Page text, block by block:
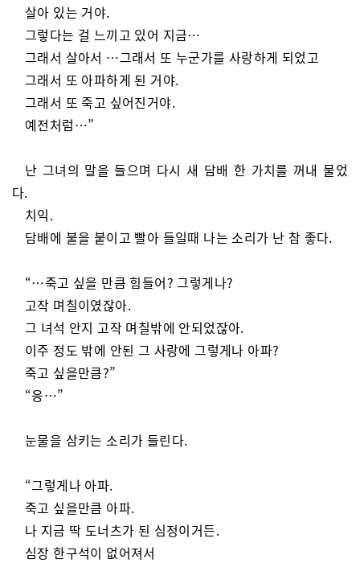
살아 있는 거야.
그렇다는 걸 느끼고 있어 지금…
그래서 살아서 …그래서 또 누군가를 사랑하게 되었고
그래서 또 아파하게 된 거야.
그래서 또 죽고 싶어진거야.
예전처럼…”
난 그녀의 말을 들으며 다시 새 담배 한 가치를 꺼내 물었
다.
치익.
담배에 불을 붙이고 빨아 들일때 나는 소리가 난 참 좋다.
“…죽고 싶을 만큼 힘들어? 그렇게나?
고작 며칠이였잖아.
그 녀석 안지 고작 며칠밖에 안되었잖아.
이주 정도 밖에 안된 그 사랑에 그렇게나 아파?
죽고 싶을만큼?”
“응…”
눈물을 삼키는 소리가 들린다.
“그렇게나 아파.
죽고 싶을만큼 아파.
나 지금 딱 도너츠가 된 심정이거든.
심장 한구석이 없어져서